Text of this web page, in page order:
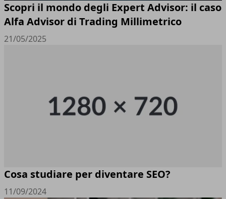
Scopri il mondo degli Expert Advisor: il caso
Alfa Advisor di Trading Millimetrico
21/05/2025
Cosa studiare per diventare SEO?
11/09/2024